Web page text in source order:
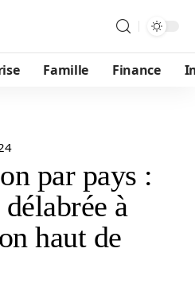
Famille Finance
par pays :
à
haut de